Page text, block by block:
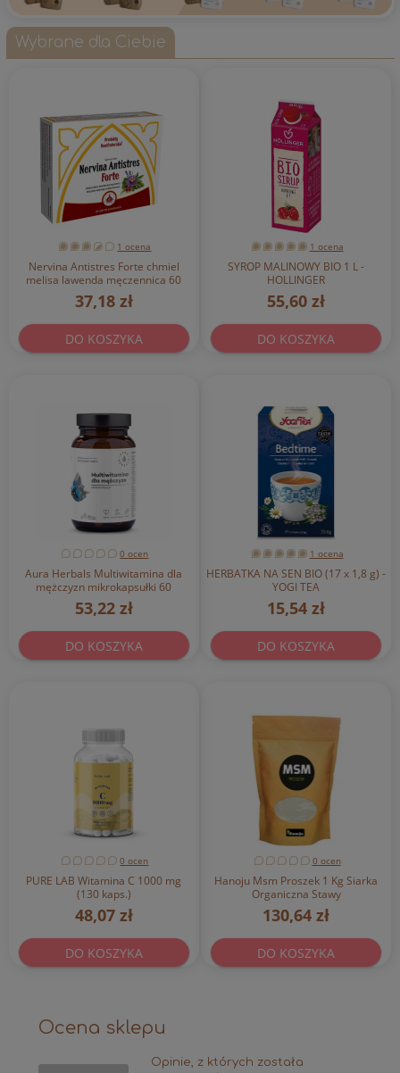
Wybrane dla Ciebie
1 ocena
Nervina Antistres Forte chmiel
melisa lawenda męczennica 60
tabletek powlekanych Produkty
Bonifraterskie
37,18 zł
DO KOSZYKA
1 ocena
SYROP MALINOWY BIO 1 L -
HOLLINGER
55,60 zł
DO KOSZYKA
0 ocen
Aura Herbals Multiwitamina dla
mężczyzn mikrokapsułki 60
kapsułek
53,22 zł
DO KOSZYKA
1 ocena
HERBATKA NA SEN BIO (17 x 1,8 g) -
YOGI TEA
15,54 zł
DO KOSZYKA
0 ocen
PURE LAB Witamina C 1000 mg
(130 kaps.)
48,07 zł
DO KOSZYKA
0 ocen
Hanoju Msm Proszek 1 Kg Siarka
Organiczna Stawy
130,64 zł
DO KOSZYKA
Ocena sklepu
Opinie, z których została